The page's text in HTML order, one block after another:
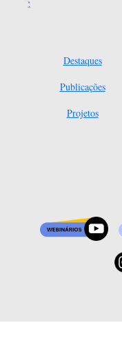
Destaques
Publicações
Projetos